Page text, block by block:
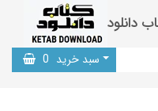
دانلود
سبد خرید 0